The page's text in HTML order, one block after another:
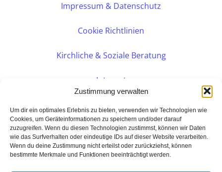
Zustimmung verwalten
Um dir ein optimales Erlebnis zu bieten, verwenden wir Technologien wie
Cookies, um Geräteinformationen zu speichern und/oder darauf
zuzugreifen. Wenn du diesen Technologien zustimmst, können wir Daten
wie das Surfverhalten oder eindeutige IDs auf dieser Website verarbeiten.
Wenn du deine Zustimmung nicht erteilst oder zurückziehst, können
bestimmte Merkmale und Funktionen beeinträchtigt werden.
Impressum & Datenschutz
Cookie Richtlinien
Kirchliche & Soziale Beratung
Intranet
PERSÖNLICHE BERATUNG